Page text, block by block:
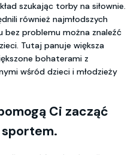
szukając torby na siłownie.
również najmłodszych
problemu można znaleźć
Tutaj panuje większa
bohaterami z
wśród dzieci i młodzieży
Ci zacząć